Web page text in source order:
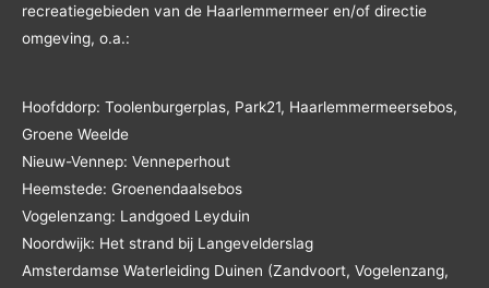
recreatiegebieden van de Haarlemmermeer en/of directie
omgeving, o.a.:
Hoofddorp: Toolenburgerplas, Park21, Haarlemmermeersebos,
Groene Weelde
Nieuw-Vennep: Venneperhout
Heemstede: Groenendaalsebos
Vogelenzang: Landgoed Leyduin
Noordwijk: Het strand bij Langevelderslag
Amsterdamse Waterleiding Duinen (Zandvoort, Vogelenzang,